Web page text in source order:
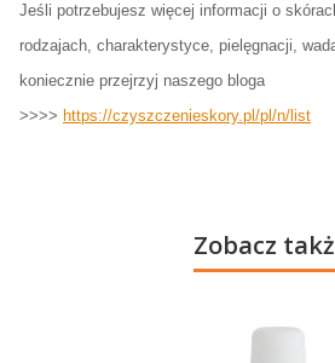
Jeśli potrzebujesz więcej informacji o
rodzajach, charakterystyce, pielęgnacji,
koniecznie przejrzyj naszego bloga
>>>> https://czyszczenieskory.pl/pl/n/list
Zobacz